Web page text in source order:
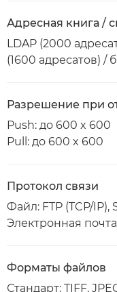
Адресная книга /
LDAP (2000
(1600 адресатов)
Разрешение при
Push: до 600 x 600
Pull: до 600 x 600
Протокол связи
Файл: FTP (TCP/IP),
Электронная
Форматы файлов
Стандарт: TIFF,